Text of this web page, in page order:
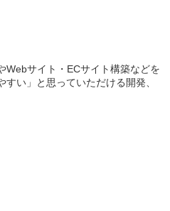
Webサイト・ECサイト構築などを
い」と思っていただける開発、